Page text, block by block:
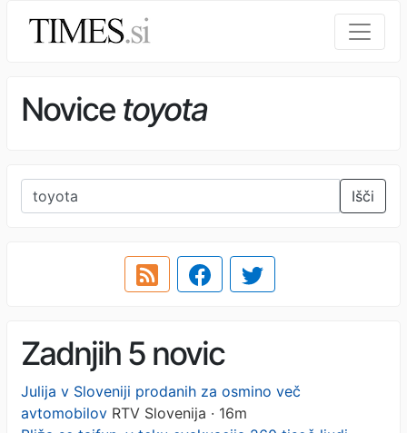
Novice toyota
Išči
Zadnjih 5 novic
Julija v Sloveniji prodanih za osmino več
avtomobilov RTV Slovenija · 16m